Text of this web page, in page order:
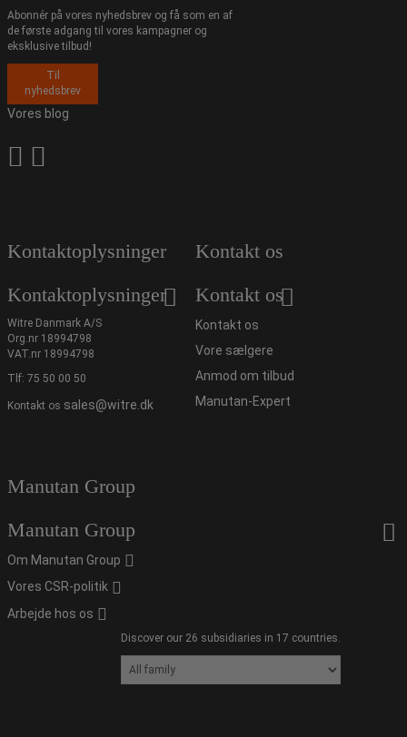
Abonnér på vores nyhedsbrev og få som en af
de første adgang til vores kampagner og
eksklusive tilbud!
Til
nyhedsbrev
Vores blog
Kontaktoplysninger
Kontaktoplysninger
Witre Danmark A/S
Org.nr 18994798
VAT.nr 18994798
Tlf: 75 50 00 50
Kontakt os sales@witre.dk
Kontakt os
Kontakt os
Kontakt os
Vore sælgere
Anmod om tilbud
Manutan-Expert
Manutan Group
Manutan Group
Om Manutan Group
Vores CSR-politik
Arbejde hos os
Discover our 26 subsidiaries in 17 countries.